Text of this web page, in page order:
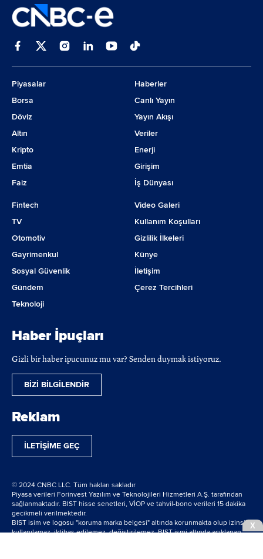
Piyasalar
Borsa
Döviz
Altın
Kripto
Emtia
Faiz
Haberler
Canlı Yayın
Yayın Akışı
Veriler
Enerji
Girişim
İş Dünyası
Fintech
TV
Otomotiv
Gayrimenkul
Sosyal Güvenlik
Gündem
Teknoloji
Video Galeri
Kullanım Koşulları
Gizlilik İlkeleri
Künye
İletişim
Çerez Tercihleri
Haber İpuçları
Gizli bir haber ipucunuz mu var? Senden duymak istiyoruz.
BİZİ BİLGİLENDİR
Reklam
İLETİŞİME GEÇ
© 2024 CNBC LLC. Tüm hakları sakladır
Piyasa verileri Forinvest Yazılım ve Teknolojileri Hizmetleri A.Ş. tarafından
sağlanmaktadır. BIST hisse senetleri, VİOP ve tahvil-bono verileri 15 dakika
gecikmeli verilmektedir.
BIST isim ve logosu "koruma marka belgesi" altında korunmakta olup izinsiz
kullanılamaz, iktibas edilemez, değiştirilemez. BIST ismi altında açıklanan
X